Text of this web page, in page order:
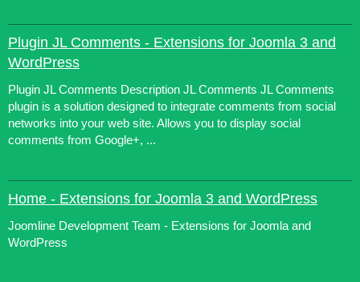
Plugin JL Comments - Extensions for Joomla 3 and
WordPress
Plugin JL Comments Description JL Comments JL Comments
plugin is a solution designed to integrate comments from social
networks into your web site. Allows you to display social
comments from Google+, ...
Home - Extensions for Joomla 3 and WordPress
Joomline Development Team - Extensions for Joomla and
WordPress